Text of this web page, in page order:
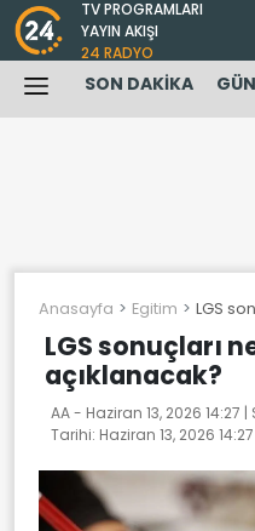
TV PROGRAMLARI
YAYIN AKIŞI
24 RADYO
SON DAKİKA
Anasayfa Egitim LGS
LGS sonuçları
açıklanacak?
AA - Haziran 13, 2026 14:27 |
Tarihi: Haziran 13, 2026 14:27